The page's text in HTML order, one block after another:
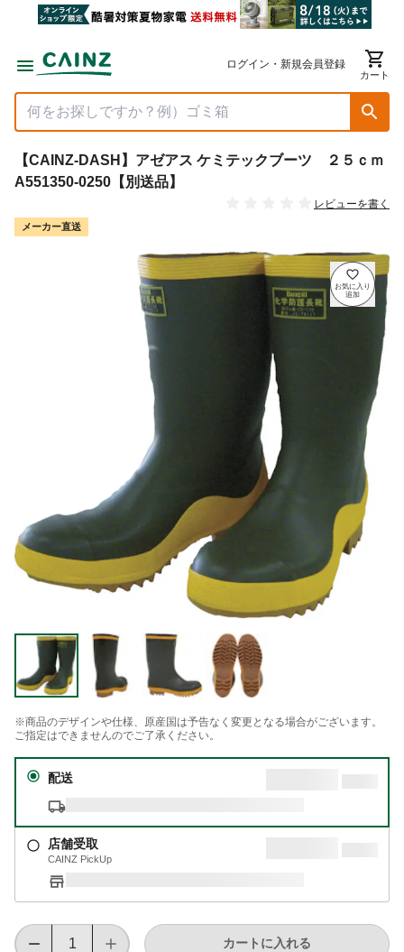
ログイン・新規会員登録
カート
【CAINZ-DASH】アゼアス ケミテックブーツ ２５ｃｍ
A551350-0250【別送品】
レビューを書く
メーカー直送
※商品のデザインや仕様、原産国は予告なく変更となる場合がございます。
ご指定はできませんのでご了承ください。
配送
店舗受取
CAINZ PickUp
カートに入れる